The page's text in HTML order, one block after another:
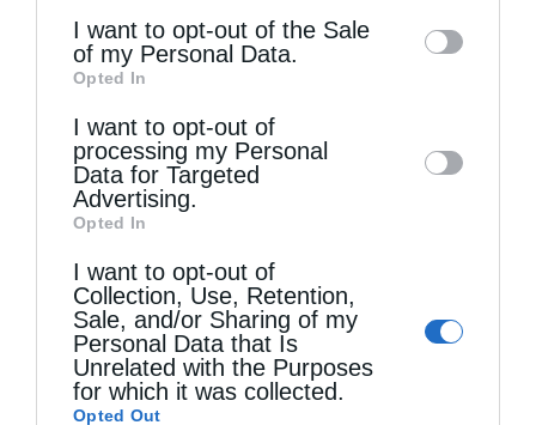
information may also be disclosed by us to
third parties on theIAB’s List of
Downstream Participants
disclose it to other third parties.
I want to opt-out of the Sale
of my Personal Data.
Opted In
I want to opt-out of
processing my Personal
Data for Targeted
Advertising.
Opted In
I want to opt-out of
Collection, Use, Retention,
Sale, and/or Sharing of my
Personal Data that Is
Unrelated with the Purposes
for which it was collected.
Opted Out
Τελευταία άρθρα
Κακό και εκδίκηση
Χειροτονία Διακόνου από τον Αρχιεπίσκοπο
Αυστραλίας στην Ιερά Επισκοπή Χώρας
Δημητριάδος Ιγνάτιος: «Ο Χριστός μάς έδειξε το
μέλλον μας» – Με λαμπρότητα εορτάστηκε στον